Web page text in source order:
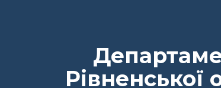
Рівненської